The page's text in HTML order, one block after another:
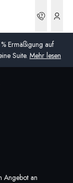
Ermäßigung auf
Suite. Mehr lesen
Wales
Angebot an